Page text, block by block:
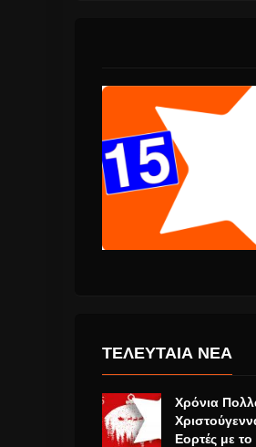
ΤΕΛΕΥΤΑΙΑ ΝΕΑ
Χρόνια
Εορτές με